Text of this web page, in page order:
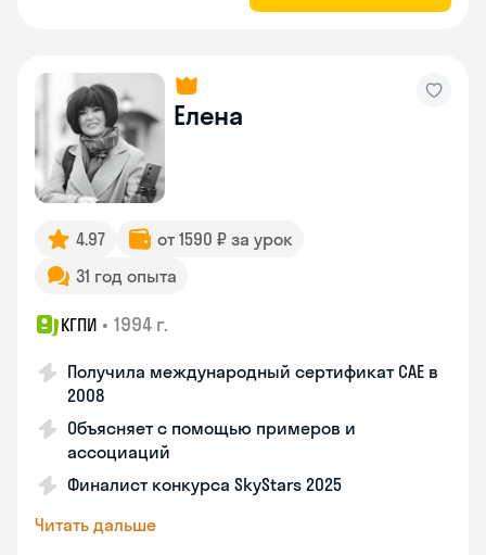
Елена
4.97
от 1590 ₽ за урок
31 год опыта
КГПИ • 1994 г.
Получила международный сертификат CAE в
2008
Объясняет с помощью примеров и
ассоциаций
Финалист конкурса SkyStars 2025
Читать дальше